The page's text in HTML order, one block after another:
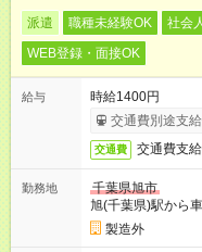
派遣 職種未経験OK 社会
WEB登録・面接OK
給与
時給1400円
交通費別途支
交通費 交通費支
勤務地
千葉県旭市
旭(千葉県)駅から
製造外